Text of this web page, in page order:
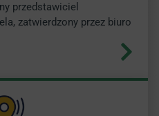
przedstawiciel
zatwierdzony przez biuro